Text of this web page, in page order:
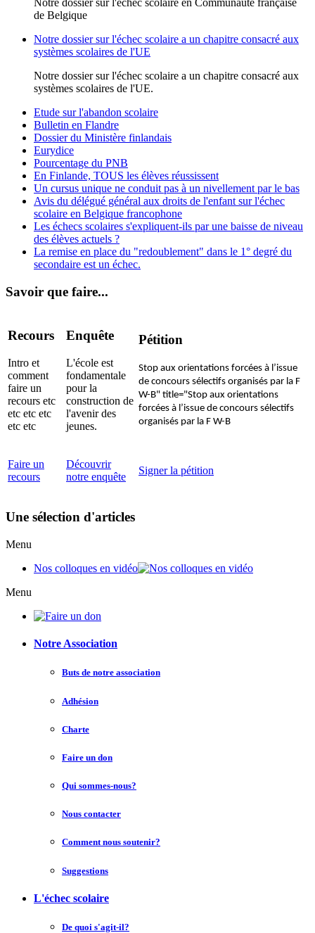
Notre dossier sur l'échec scolaire en Communauté française
de Belgique
Notre dossier sur l'échec scolaire a un chapitre consacré aux
systèmes scolaires de l'UE
Notre dossier sur l'échec scolaire a un chapitre consacré aux
systèmes scolaires de l'UE.
Etude sur l'abandon scolaire
Bulletin en Flandre
Dossier du Ministère finlandais
Eurydice
Pourcentage du PNB
En Finlande, TOUS les élèves réussissent
Un cursus unique ne conduit pas à un nivellement par le bas
Avis du délégué général aux droits de l'enfant sur l'échec
scolaire en Belgique francophone
Les échecs scolaires s'expliquent-ils par une baisse de niveau
des élèves actuels ?
La remise en place du "redoublement" dans le 1° degré du
secondaire est un échec.
Savoir que faire...
Recours
Intro et
comment
faire un
recours etc
etc etc etc
etc etc
Enquête
L'école est
fondamentale
pour la
construction de
l'avenir des
jeunes.
Pétition
Stop aux orientations forcées à l’issue
de concours sélectifs organisés par la F
W-B" title="Stop aux orientations
forcées à l’issue de concours sélectifs
organisés par la F W-B
Faire un
recours
Découvrir
notre enquête
Signer la pétition
Une sélection d'articles
Menu
Nos colloques en vidéo
Menu
Notre Association
Buts de notre association
Adhésion
Charte
Faire un don
Qui sommes-nous?
Nous contacter
Comment nous soutenir?
Suggestions
L'échec scolaire
De quoi s'agit-il?